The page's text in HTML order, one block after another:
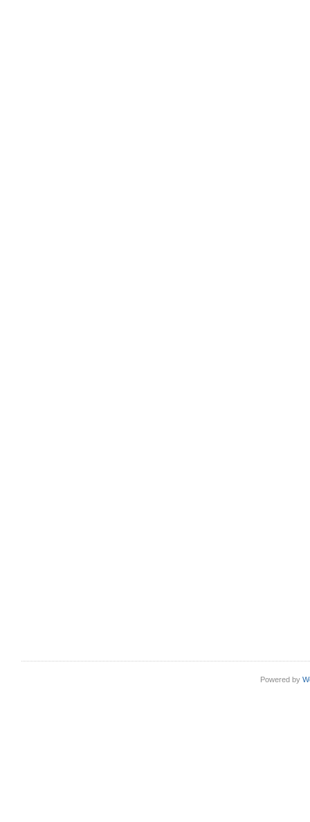
Powered by